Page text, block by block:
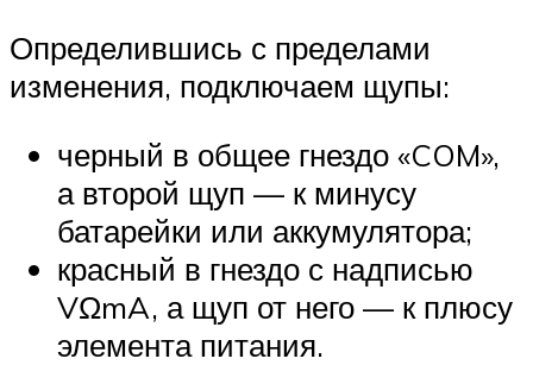
Определившись с пределами
изменения, подключаем щупы:
черный в общее гнездо «COM»,
а второй щуп — к минусу
батарейки или аккумулятора;
красный в гнездо с надписью
VΩmA, а щуп от него — к плюсу
элемента питания.